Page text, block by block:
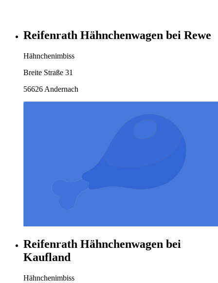
Reifenrath Hähnchenwagen bei Rewe
Hähnchenimbiss
Breite Straße 31
56626 Andernach
Reifenrath Hähnchenwagen bei
Kaufland
Hähnchenimbiss